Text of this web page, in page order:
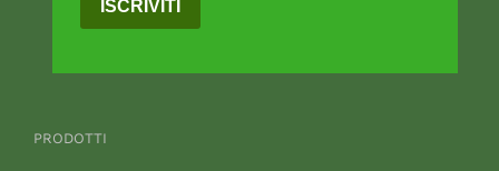
ISCRIVITI
PRODOTTI